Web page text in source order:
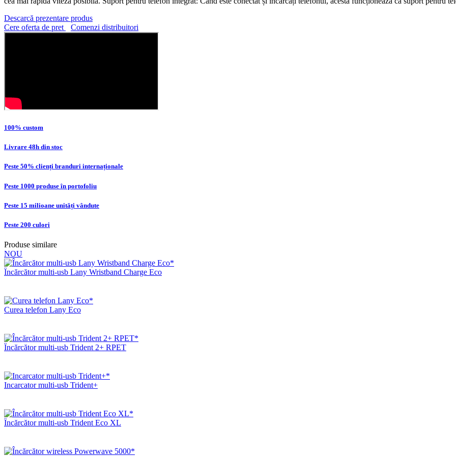
Descarcă prezentare produs
Cere oferta de pret
Comenzi distribuitori
100% custom
Livrare 48h din stoc
Peste 50% clienți branduri internaționale
Peste 1000 produse în portofoliu
Peste 15 milioane unități vândute
Peste 200 culori
Produse similare
NOU
Încărcător multi-usb Lany Wristband Charge Eco
Curea telefon Lany Eco
Încărcător multi-usb Trident 2+ RPET
Incarcator multi-usb Trident+
Încărcător multi-usb Trident Eco XL